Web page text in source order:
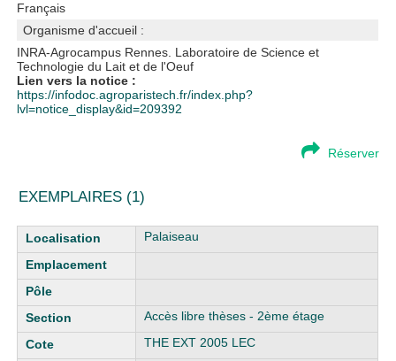
Français
Organisme d'accueil :
INRA-Agrocampus Rennes. Laboratoire de Science et
Technologie du Lait et de l'Oeuf
Lien vers la notice :
https://infodoc.agroparistech.fr/index.php?
lvl=notice_display&id=209392
Réserver
EXEMPLAIRES (1)
Liste des exemplaires Palaiseau
Accès libre thèses - 2ème étage
THE EXT 2005 LEC